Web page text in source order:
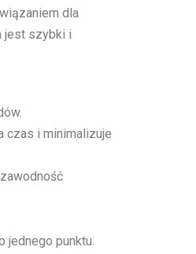
dla
jest szybki i
czas i minimalizuje
jednego punktu.